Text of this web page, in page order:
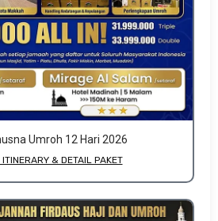
Umroh 12 Hari 2026
& DETAIL PAKET